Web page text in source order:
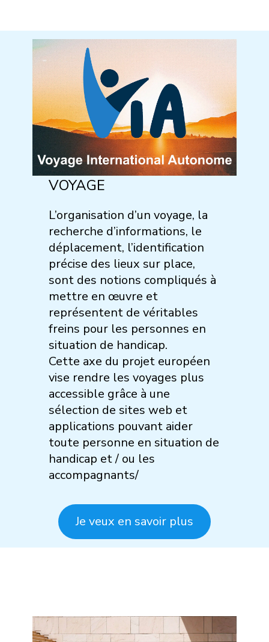
VOYAGE
L’organisation d’un voyage, la
recherche d’informations, le
déplacement, l’identification
précise des lieux sur place,
sont des notions compliqués à
mettre en œuvre et
représentent de véritables
freins pour les personnes en
situation de handicap.
Cette axe du projet européen
vise rendre les voyages plus
accessible grâce à une
sélection de sites web et
applications pouvant aider
toute personne en situation de
handicap et / ou les
accompagnants/
Je veux en savoir plus